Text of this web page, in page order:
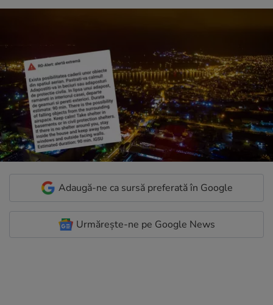
Adaugă-ne ca sursă preferată în Google
Urmărește-ne pe Google News